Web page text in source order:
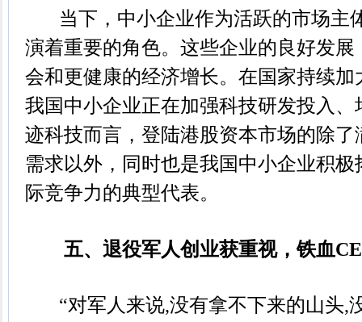
当下，中小企业作为活跃的市场主
演着重要的角色。这些企业的良好发
会和更健康的经济增长。在国家持续
我国中小企业正在加强科技研发投入
迹科技而言，登陆港股资本市场的除
需求以外，同时也是我国中小企业积
际竞争力的典型代表。
五、退役军人创业获重视，铁血
“对军人来说,没有拿不下来的山头,